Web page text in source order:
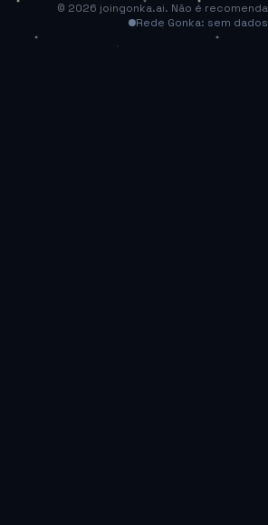
© 2026 joingonka.ai. Não é
Rede Gonka: sem dados